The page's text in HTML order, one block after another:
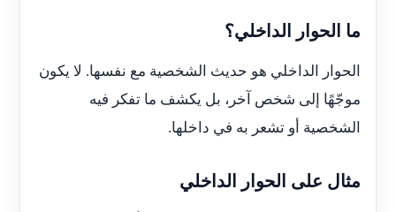
ما الحوار الداخلي؟
الحوار الداخلي هو حديث الشخصية مع نفسها. لا يكون
موجّهًا إلى شخص آخر، بل يكشف ما تفكر فيه
الشخصية أو تشعر به في داخلها.
مثال على الحوار الداخلي